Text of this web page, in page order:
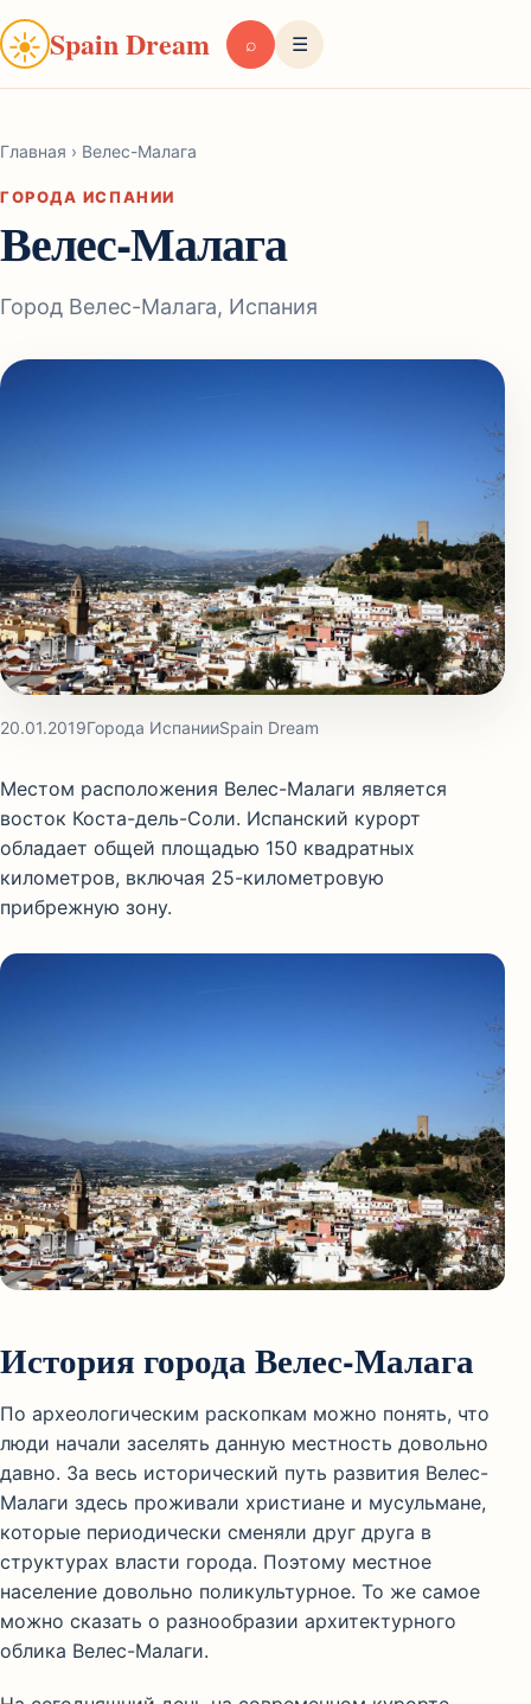
☀Spain Dream ⌕ ☰
Главная › Велес-Малага
ГОРОДА ИСПАНИИ
Велес-Малага
Город Велес-Малага, Испания
20.01.2019Города ИспанииSpain Dream
Местом расположения Велес-Малаги является
восток Коста-дель-Соли. Испанский курорт
обладает общей площадью 150 квадратных
километров, включая 25-километровую
прибрежную зону.
История города Велес-Малага
По археологическим раскопкам можно понять, что
люди начали заселять данную местность довольно
давно. За весь исторический путь развития Велес-
Малаги здесь проживали христиане и мусульмане,
которые периодически сменяли друг друга в
структурах власти города. Поэтому местное
население довольно поликультурное. То же самое
можно сказать о разнообразии архитектурного
облика Велес-Малаги.